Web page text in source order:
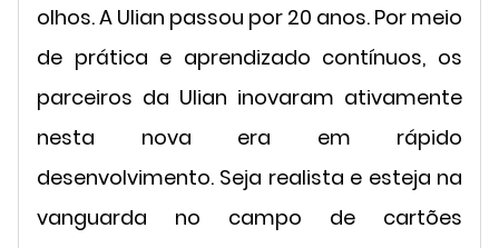
olhos. A Ulian passou por 20 anos. Por meio
de prática e aprendizado contínuos, os
parceiros da Ulian inovaram ativamente
nesta nova era em rápido
desenvolvimento. Seja realista e esteja na
vanguarda no campo de cartões